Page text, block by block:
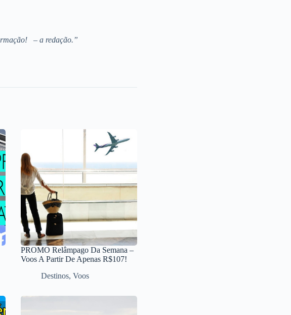
– a redação.”
PROMO Relâmpago Da Semana –
Voos A Partir De Apenas R$107!
Destinos, Voos